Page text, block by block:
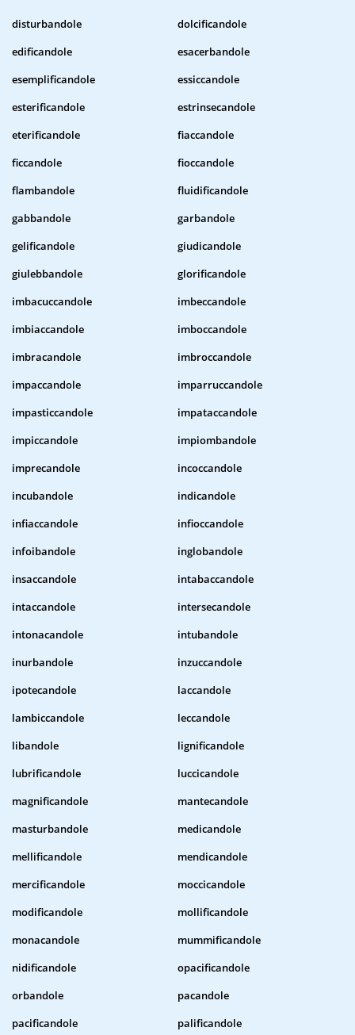
disturbandole
dolcificandole
edificandole
esacerbandole
esemplificandole
essiccandole
esterificandole
estrinsecandole
eterificandole
fiaccandole
ficcandole
fioccandole
flambandole
fluidificandole
gabbandole
garbandole
gelificandole
giudicandole
giulebbandole
glorificandole
imbacuccandole
imbeccandole
imbiaccandole
imboccandole
imbracandole
imbroccandole
impaccandole
imparruccandole
impasticcandole
impataccandole
impiccandole
impiombandole
imprecandole
incoccandole
incubandole
indicandole
infiaccandole
infioccandole
infoibandole
inglobandole
insaccandole
intabaccandole
intaccandole
intersecandole
intonacandole
intubandole
inurbandole
inzuccandole
ipotecandole
laccandole
lambiccandole
leccandole
libandole
lignificandole
lubrificandole
luccicandole
magnificandole
mantecandole
masturbandole
medicandole
mellificandole
mendicandole
mercificandole
moccicandole
modificandole
mollificandole
monacandole
mummificandole
nidificandole
opacificandole
orbandole
pacandole
pacificandole
palificandole